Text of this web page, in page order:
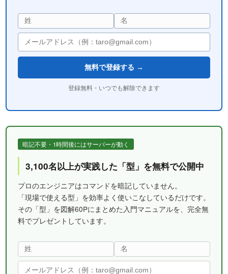
無料で登録する →
登録無料・いつでも解除できます
暗記不要・1時間後にはサーバーが動く
3,100名以上が実践した「型」を無料で公開中
プロのエンジニアはコマンドを暗記していません。
「現場で使える型」を効率よく使いこなしているだけです。
その「型」を図解60Pにまとめた入門マニュアルを、完全無
料でプレゼントしています。